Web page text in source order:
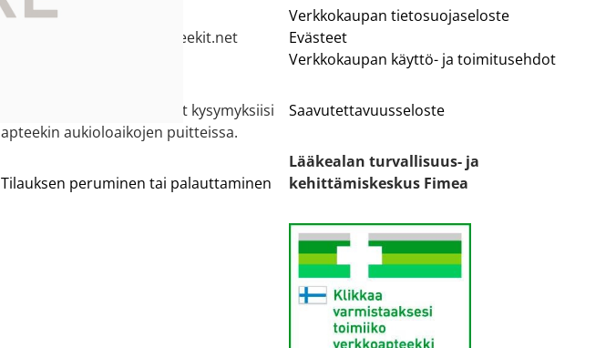
010 235 2350
kangasala2.suorama@apteekit.net
Asiantuntijamme vastaavat kysymyksiisi
apteekin aukioloaikojen puitteissa.
Tilauksen peruminen tai palauttaminen
Verkkokaupan tietosuojaseloste
Evästeet
Verkkokaupan käyttö- ja toimitusehdot
Saavutettavuusseloste
Lääkealan turvallisuus- ja
kehittämiskeskus Fimea